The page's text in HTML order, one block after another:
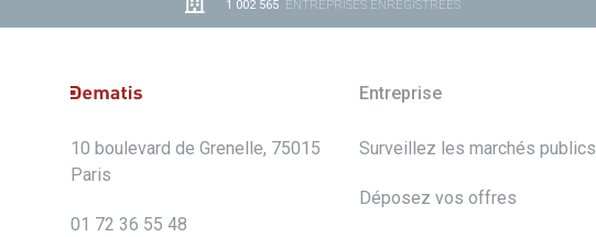
1 002 565 ENTREPRISES ENREGISTRÉES
10 boulevard de Grenelle, 75015
Paris
01 72 36 55 48
Entreprise
Surveillez les marchés publics
Déposez vos offres